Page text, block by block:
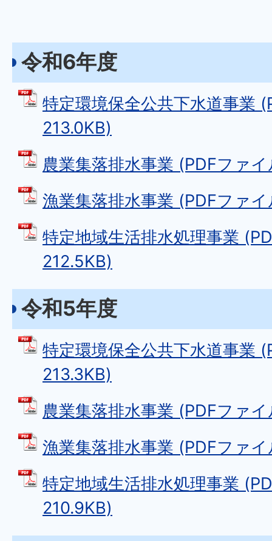
令和6年度
特定環境保全公共下水道事業
213.0KB)
農業集落排水事業 (PDFファ
漁業集落排水事業 (PDFファ
特定地域生活排水処理事業
212.5KB)
令和5年度
特定環境保全公共下水道事業
213.3KB)
農業集落排水事業 (PDFファ
漁業集落排水事業 (PDFファ
特定地域生活排水処理事業
210.9KB)